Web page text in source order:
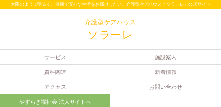
太陽のように明るく、健康で安心な生活をお届けしたい。介護型ケアハウス「ソラーレ」公式サイト
介護型ケアハウス
ソラーレ
サービス 施設案内
資料関連 新着情報
アクセス お問い合わせ
やすらぎ福祉会 法人サイトへ